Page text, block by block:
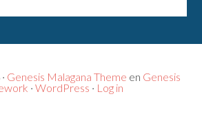
Genesis Malagana Theme en Genesis
· WordPress · Log in